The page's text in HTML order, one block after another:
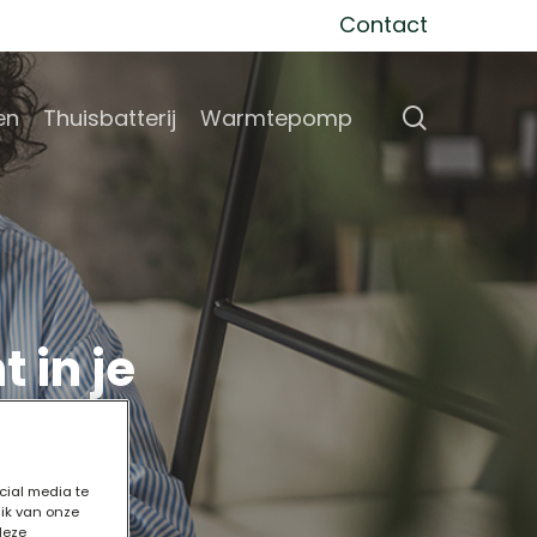
Contact
Thuisbatterij Warmtepomp
in je
media te
van onze